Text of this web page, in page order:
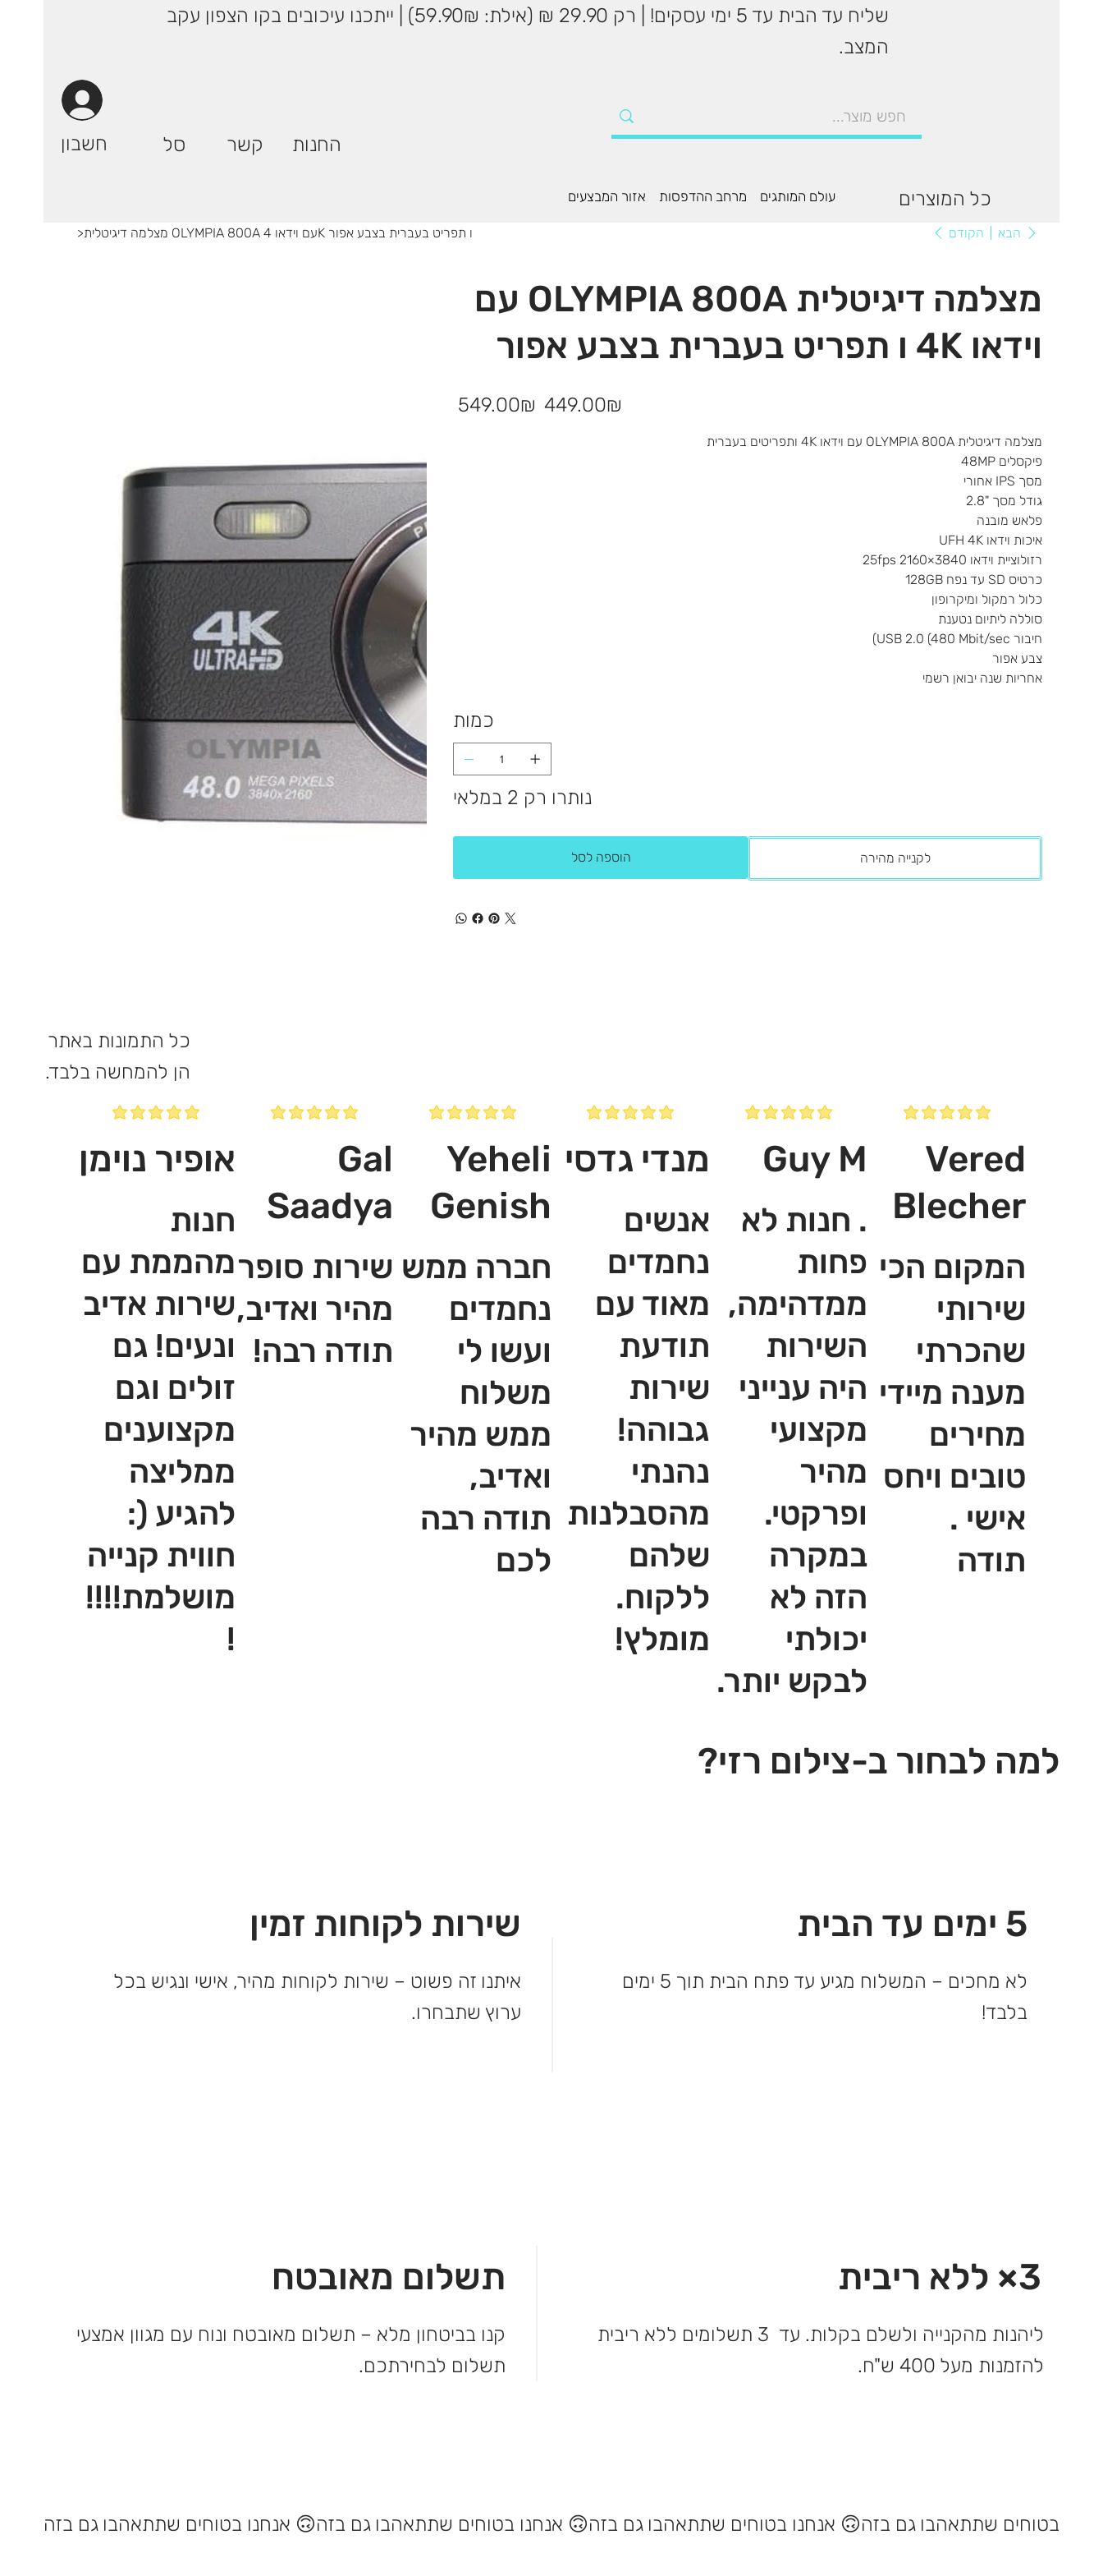
שליח עד הבית עד 5 ימי עסקים! | רק 29.90 ₪ (אילת: 59.90₪) | ייתכנו עיכובים בקו הצפון עקב
המצב.
חשבון סל קשר החנות
עולם המותגים מרחב ההדפסות אזור המבצעים כל המוצרים
> מצלמה דיגיטלית OLYMPIA 800A עם וידאו 4K ו תפריט בעברית בצבע אפור הקודם הבא
מצלמה דיגיטלית OLYMPIA 800A עם
וידאו 4K ו תפריט בעברית בצבע אפור
מקורי
‏549.00 ‏₪
מבצע
‏449.00 ‏₪
מצלמה דיגיטלית OLYMPIA 800A עם וידאו 4K ותפריטים בעברית
פיקסלים 48MP
מסך IPS אחורי
גודל מסך "2.8
פלאש מובנה
איכות וידאו UFH 4K
רזולוציית וידאו 3840×2160 25fps
כרטיס SD עד נפח 128GB
כלול רמקול ומיקרופון
סוללה ליתיום נטענת
חיבור USB 2.0 (480 Mbit/sec)
צבע אפור
אחריות שנה יבואן רשמי
כמות
נותרו רק 2 במלאי
הוספה לסל לקנייה מהירה
כל התמונות באתר
הן להמחשה בלבד.
אופיר נוימן
חנות
מהממת עם
שירות אדיב
ונעים! גם
זולים וגם
מקצוענים
ממליצה
להגיע (:
חווית קנייה
מושלמת!!!!
!‎
Gal
Saadya
שירות סופר
מהיר ואדיב,
תודה רבה!
Yeheli
Genish
חברה ממש
נחמדים
ועשו לי
משלוח
ממש מהיר
ואדיב,
תודה רבה
לכם
מנדי גדסי
אנשים
נחמדים
מאוד עם
תודעת
שירות
גבוהה!
נהנתי
מהסבלנות
שלהם
ללקוח.
מומלץ!
Guy M
. חנות לא
פחות
ממדהימה,
השירות
היה ענייני
מקצועי
מהיר
ופרקטי.
במקרה
הזה לא
יכולתי
לבקש יותר.
Vered
Blecher
המקום הכי
שירותי
שהכרתי
מענה מיידי
מחירים
טובים ויחס
אישי .
תודה
למה לבחור ב-צילום רזי?
שירות לקוחות זמין
איתנו זה פשוט – שירות לקוחות מהיר, אישי ונגיש בכל
ערוץ שתבחרו.
5 ימים עד הבית
לא מחכים – המשלוח מגיע עד פתח הבית תוך 5 ימים
בלבד!
תשלום מאובטח
קנו בביטחון מלא – תשלום מאובטח ונוח עם מגוון אמצעי
תשלום לבחירתכם.
3× ללא ריבית
ליהנות מהקנייה ולשלם בקלות. עד 3 תשלומים ללא ריבית
להזמנות מעל 400 ש"ח.
אנחנו בטוחים שתתאהבו גם בזה 🙃